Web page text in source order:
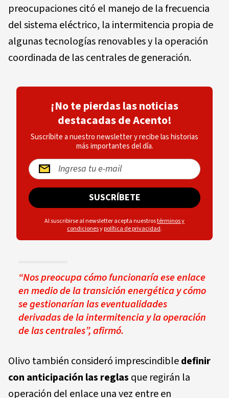
preocupaciones citó el manejo de la frecuencia
del sistema eléctrico, la intermitencia propia de
algunas tecnologías renovables y la operación
coordinada de las centrales de generación.
¡No te pierdas las noticias
destacadas de Acento!
Suscríbite a nuestro newsletter y recibe las historias
más importantes del día.
SUSCRÍBETE
Al suscribirse al newsletter acepta nuestrostérminos y
condicionesypolítica de privacidad.
“Nos preocupa cómo funcionaría ese enlace
en medio de la transición energética y cómo
se gestionarían las eventualidades
derivadas de la intermitencia y la operación
de las centrales”, afirmó.
Olivo también consideró imprescindibledefinir
con anticipación las reglas que regirán la
operación del enlace una vez entre en